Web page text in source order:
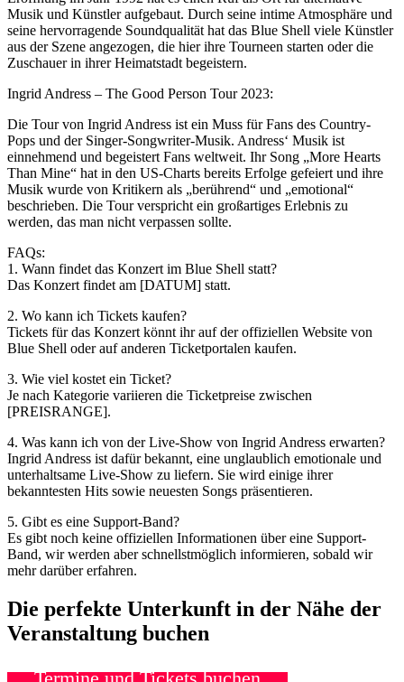
Musik und Künstler aufgebaut. Durch seine intime Atmosphäre und
seine hervorragende Soundqualität hat das Blue Shell viele Künstler
aus der Szene angezogen, die hier ihre Tourneen starten oder die
Zuschauer in ihrer Heimatstadt begeistern.
Ingrid Andress – The Good Person Tour 2023:
Die Tour von Ingrid Andress ist ein Muss für Fans des Country-
Pops und der Singer-Songwriter-Musik. Andress‘ Musik ist
einnehmend und begeistert Fans weltweit. Ihr Song „More Hearts
Than Mine“ hat in den US-Charts bereits Erfolge gefeiert und ihre
Musik wurde von Kritikern als „berührend“ und „emotional“
beschrieben. Die Tour verspricht ein großartiges Erlebnis zu
werden, das man nicht verpassen sollte.
FAQs:
1. Wann findet das Konzert im Blue Shell statt?
Das Konzert findet am [DATUM] statt.
2. Wo kann ich Tickets kaufen?
Tickets für das Konzert könnt ihr auf der offiziellen Website von
Blue Shell oder auf anderen Ticketportalen kaufen.
3. Wie viel kostet ein Ticket?
Je nach Kategorie variieren die Ticketpreise zwischen
[PREISRANGE].
4. Was kann ich von der Live-Show von Ingrid Andress erwarten?
Ingrid Andress ist dafür bekannt, eine unglaublich emotionale und
unterhaltsame Live-Show zu liefern. Sie wird einige ihrer
bekanntesten Hits sowie neuesten Songs präsentieren.
5. Gibt es eine Support-Band?
Es gibt noch keine offiziellen Informationen über eine Support-
Band, wir werden aber schnellstmöglich informieren, sobald wir
mehr darüber erfahren.
Die perfekte Unterkunft in der Nähe der
Veranstaltung buchen